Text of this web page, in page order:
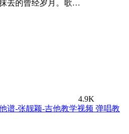
去的曾经岁月。歌…
4.9K
弹唱教